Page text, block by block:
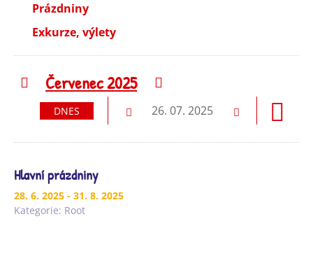
Prázdniny
Exkurze, výlety
Předchozí
Červenec 2025
DNES Předchozí
26. 07. 2025
Hlavní prázdniny
28. 6. 2025 - 31. 8. 2025
Kategorie: Root